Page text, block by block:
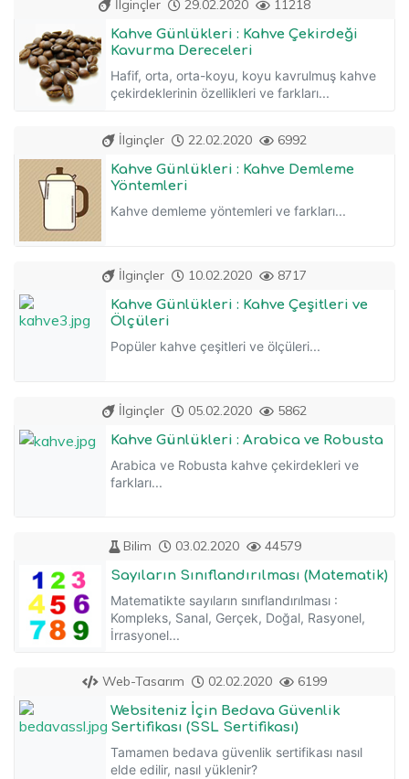
İlginçler 29.02.2020 11218
Kahve Günlükleri : Kahve Çekirdeği
Kavurma Dereceleri
Hafif, orta, orta-koyu, koyu kavrulmuş kahve
çekirdeklerinin özellikleri ve farkları...
İlginçler 22.02.2020 6992
Kahve Günlükleri : Kahve Demleme
Yöntemleri
Kahve demleme yöntemleri ve farkları...
İlginçler 10.02.2020 8717
Kahve Günlükleri : Kahve Çeşitleri ve
Ölçüleri
Popüler kahve çeşitleri ve ölçüleri...
İlginçler 05.02.2020 5862
Kahve Günlükleri : Arabica ve Robusta
Arabica ve Robusta kahve çekirdekleri ve
farkları...
Bilim 03.02.2020 44579
Sayıların Sınıflandırılması (Matematik)
Matematikte sayıların sınıflandırılması :
Kompleks, Sanal, Gerçek, Doğal, Rasyonel,
İrrasyonel...
Web-Tasarım 02.02.2020 6199
Websiteniz İçin Bedava Güvenlik
Sertifikası (SSL Sertifikası)
Tamamen bedava güvenlik sertifikası nasıl
elde edilir, nasıl yüklenir?